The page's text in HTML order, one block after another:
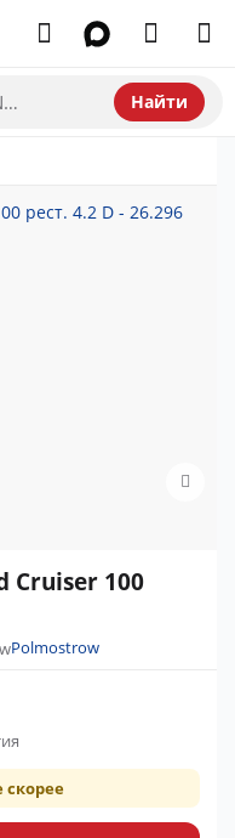
Найти
Cruiser 100
Polmostrow
скорее